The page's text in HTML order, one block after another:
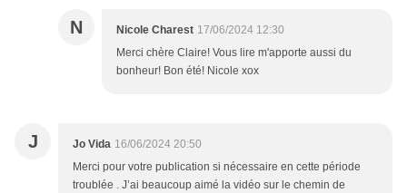
N Nicole Charest 17/06/2024 12:30
Merci chère Claire! Vous lire m'apporte aussi du
bonheur! Bon été! Nicole xox
J Jo Vida 16/06/2024 20:50
Merci pour votre publication si nécessaire en cette période
troublée . J’ai beaucoup aimé la vidéo sur le chemin de